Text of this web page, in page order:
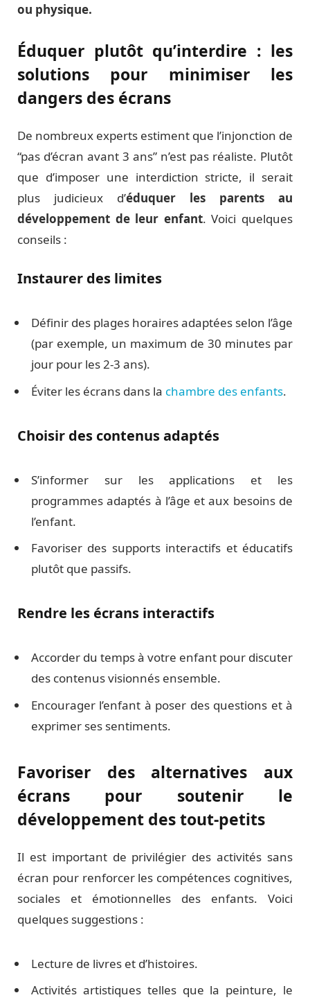
ou physique.
Éduquer plutôt qu’interdire : les
solutions pour minimiser les
dangers des écrans
De nombreux experts estiment que l’injonction de
“pas d’écran avant 3 ans” n’est pas réaliste. Plutôt
que d’imposer une interdiction stricte, il serait
plus judicieux d’éduquer les parents au
développement de leur enfant. Voici quelques
conseils :
Instaurer des limites
Définir des plages horaires adaptées selon l’âge
(par exemple, un maximum de 30 minutes par
jour pour les 2-3 ans).
Éviter les écrans dans la chambre des enfants.
Choisir des contenus adaptés
S’informer sur les applications et les
programmes adaptés à l’âge et aux besoins de
l’enfant.
Favoriser des supports interactifs et éducatifs
plutôt que passifs.
Rendre les écrans interactifs
Accorder du temps à votre enfant pour discuter
des contenus visionnés ensemble.
Encourager l’enfant à poser des questions et à
exprimer ses sentiments.
Favoriser des alternatives aux
écrans pour soutenir le
développement des tout-petits
Il est important de privilégier des activités sans
écran pour renforcer les compétences cognitives,
sociales et émotionnelles des enfants. Voici
quelques suggestions :
Lecture de livres et d’histoires.
Activités artistiques telles que la peinture, le